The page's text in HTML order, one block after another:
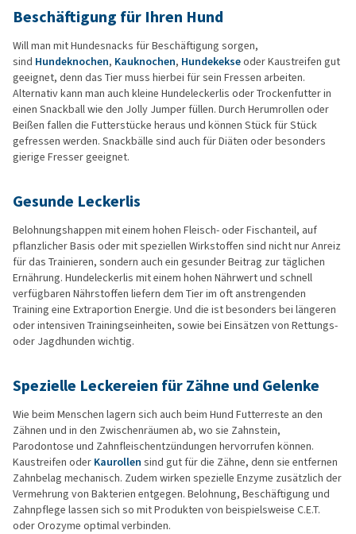
Beschäftigung für Ihren Hund
Will man mit Hundesnacks für Beschäftigung sorgen,
sind Hundeknochen, Kauknochen, Hundekekseoder Kaustreifen gut
geeignet, denn das Tier muss hierbei für sein Fressen arbeiten.
Alternativ kann man auch kleine Hundeleckerlis oder Trockenfutter in
einen Snackball wie den Jolly Jumper füllen. Durch Herumrollen oder
Beißen fallen die Futterstücke heraus und können Stück für Stück
gefressen werden. Snackbälle sind auch für Diäten oder besonders
gierige Fresser geeignet.
Gesunde Leckerlis
Belohnungshappen mit einem hohen Fleisch- oder Fischanteil, auf
pflanzlicher Basis oder mit speziellen Wirkstoffen sind nicht nur Anreiz
für das Trainieren, sondern auch ein gesunder Beitrag zur täglichen
Ernährung. Hundeleckerlis mit einem hohen Nährwert und schnell
verfügbaren Nährstoffen liefern dem Tier im oft anstrengenden
Training eine Extraportion Energie. Und die ist besonders bei längeren
oder intensiven Trainingseinheiten, sowie bei Einsätzen von Rettungs-
oder Jagdhunden wichtig.
Spezielle Leckereien für Zähne und Gelenke
Wie beim Menschen lagern sich auch beim Hund Futterreste an den
Zähnen und in den Zwischenräumen ab, wo sie Zahnstein,
Parodontose und Zahnfleischentzündungen hervorrufen können.
Kaustreifen oder Kaurollen sind gut für die Zähne, denn sie entfernen
Zahnbelag mechanisch. Zudem wirken spezielle Enzyme zusätzlich der
Vermehrung von Bakterien entgegen. Belohnung, Beschäftigung und
Zahnpflege lassen sich so mit Produkten von beispielsweise C.E.T.
oder Orozyme optimal verbinden.